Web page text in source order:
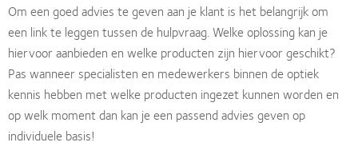
Om een goed advies te geven aan je klant is het belangrijk om
een link te leggen tussen de hulpvraag. Welke oplossing kan je
hiervoor aanbieden en welke producten zijn hiervoor geschikt?
Pas wanneer specialisten en medewerkers binnen de optiek
kennis hebben met welke producten ingezet kunnen worden en
op welk moment dan kan je een passend advies geven op
individuele basis!